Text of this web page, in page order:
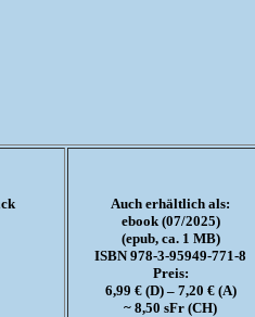
Auch erhältlich als:
ebook (07/2025)
(epub, ca. 1 MB)
ISBN 978-3-95949-771-8
Preis:
6,99 € (D) – 7,20 € (A)
~ 8,50 sFr (CH)